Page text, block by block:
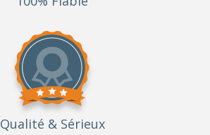
Qualité & Sérieux